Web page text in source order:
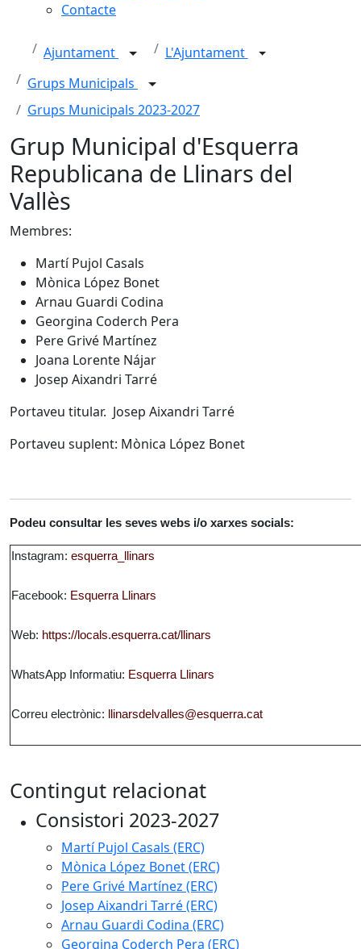
Contacte
Ajuntament
L'Ajuntament
Grups Municipals
Grups Municipals 2023-2027
Grup Municipal d'Esquerra
Republicana de Llinars del
Vallès
Membres:
Martí Pujol Casals
Mònica López Bonet
Arnau Guardi Codina
Georgina Coderch Pera
Pere Grivé Martínez
Joana Lorente Nájar
Josep Aixandri Tarré
Portaveu titular. Josep Aixandri Tarré
Portaveu suplent: Mònica López Bonet
Podeu consultar les seves webs i/o xarxes socials:
Instagram: esquerra_llinars
Facebook: Esquerra Llinars
Web: https://locals.esquerra.cat/llinars
WhatsApp Informatiu: Esquerra Llinars
Correu electrònic: llinarsdelvalles@esquerra.cat
Contingut relacionat
Consistori 2023-2027
Martí Pujol Casals (ERC)
Mònica López Bonet (ERC)
Pere Grivé Martínez (ERC)
Josep Aixandri Tarré (ERC)
Arnau Guardi Codina (ERC)
Georgina Coderch Pera (ERC)